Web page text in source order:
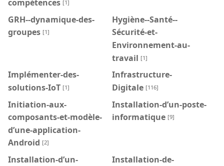
compétences [1]
GRH--dynamique-des-
groupes [1]
Hygiène--Santé--
Sécurité-et-
Environnement-au-
travail [1]
Implémenter-des-
solutions-IoT [1]
Infrastructure-
Digitale [116]
Initiation-aux-
composants-et-modèle-
d’une-application-
Android [2]
Installation-d’un-poste-
informatique [9]
Installation-d’un-
Installation-de-